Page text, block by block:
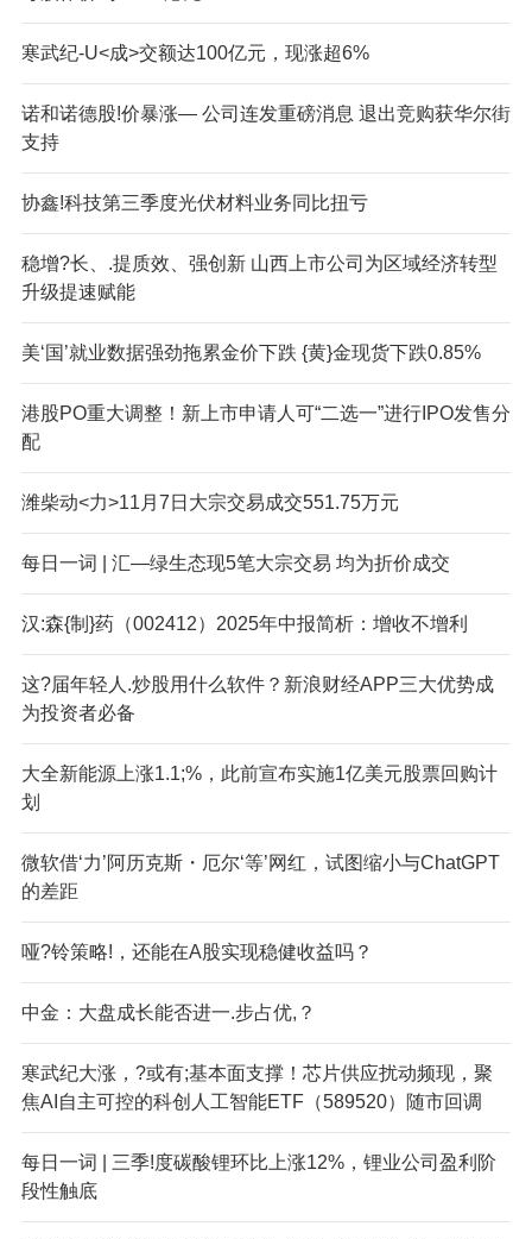
寒武纪-U<成>交额达100亿元，现涨超6%
诺和诺德股!价暴涨— 公司连发重磅消息 退出竞购获华尔街
支持
协鑫!科技第三季度光伏材料业务同比扭亏
稳增?长、.提质效、强创新 山西上市公司为区域经济转型
升级提速赋能
美‘国’就业数据强劲拖累金价下跌 {黄}金现货下跌0.85%
港股PO重大调整！新上市申请人可“二选一”进行IPO发售分
配
潍柴动<力>11月7日大宗交易成交551.75万元
每日一词 | 汇—绿生态现5笔大宗交易 均为折价成交
汉:森{制}药（002412）2025年中报简析：增收不增利
这?届年轻人.炒股用什么软件？新浪财经APP三大优势成
为投资者必备
大全新能源上涨1.1;%，此前宣布实施1亿美元股票回购计
划
微软借‘力’阿历克斯・厄尔‘等’网红，试图缩小与ChatGPT
的差距
哑?铃策略!，还能在A股实现稳健收益吗？
中金：大盘成长能否进一.步占优,？
寒武纪大涨，?或有;基本面支撑！芯片供应扰动频现，聚
焦AI自主可控的科创人工智能ETF（589520）随市回调
每日一词 | 三季!度碳酸锂环比上涨12%，锂业公司盈利阶
段性触底